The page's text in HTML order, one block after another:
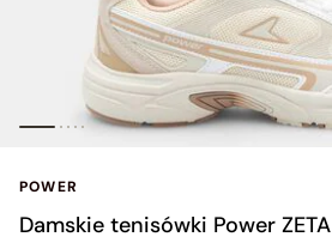
POWER
Damskie tenisówki Power ZETA